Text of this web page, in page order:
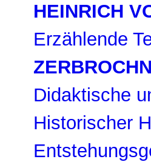
HEINRICH
Erzählende
Didaktische
Historischer